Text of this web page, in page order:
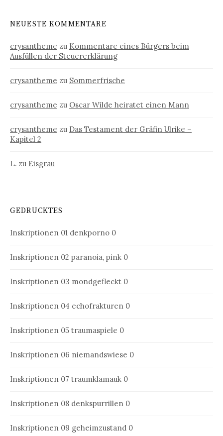
NEUESTE KOMMENTARE
crysantheme zu Kommentare eines Bürgers beim
Ausfüllen der Steuererklärung
crysantheme zu Sommerfrische
crysantheme zu Oscar Wilde heiratet einen Mann
crysantheme zu Das Testament der Gräfin Ulrike –
Kapitel 2
L. zu Eisgrau
GEDRUCKTES
Inskriptionen 01 denkporno 0
Inskriptionen 02 paranoia, pink 0
Inskriptionen 03 mondgefleckt 0
Inskriptionen 04 echofrakturen 0
Inskriptionen 05 traumaspiele 0
Inskriptionen 06 niemandswiese 0
Inskriptionen 07 traumklamauk 0
Inskriptionen 08 denkspurrillen 0
Inskriptionen 09 geheimzustand 0